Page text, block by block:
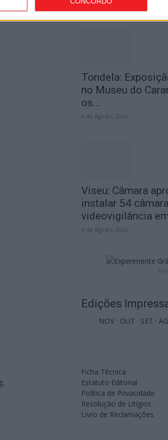
6 de Agosto, 2026
Tondela:
no Museu do
os...
6 de Agosto, 2026
Viseu: Câmara
instalar 54
videovigilância
6 de Agosto, 2026
Edições
NOV · OUT · SET ·
Ficha Técnica
Estatuto Editorial
Política de Privacidade
Resolução de Litígios
Livro de Reclamações